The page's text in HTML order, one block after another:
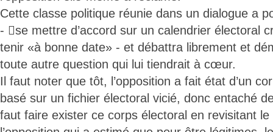
Cette classe politique réunie dans un dialogue a
- se mettre d’accord sur un calendrier électoral
tenir «à bonne date» - et débattra librement et
toute autre question qui lui tiendrait à cœur.
Il faut noter que tôt, l’opposition a fait état d’un
basé sur un fichier électoral vicié, donc entaché
faut faire exister ce corps électoral en revisitant le